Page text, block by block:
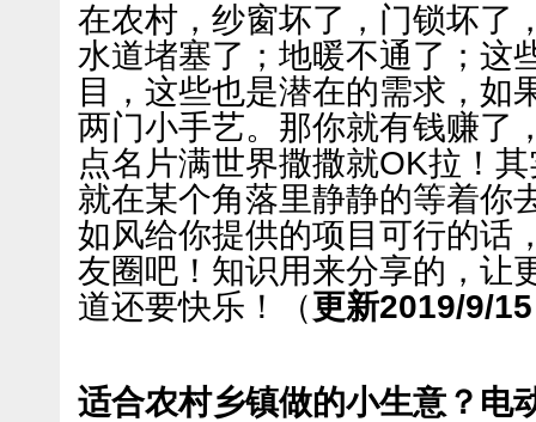
在农村，纱窗坏了，门锁坏了
水道堵塞了；地暖不通了；这
目，这些也是潜在的需求，如
两门小手艺。那你就有钱赚了
点名片满世界撒撒就OK拉！
就在某个角落里静静的等着你
如风给你提供的项目可行的话
友圈吧！知识用来分享的，让
道还要快乐！（更新2019/9/
适合农村乡镇做的小生意？电